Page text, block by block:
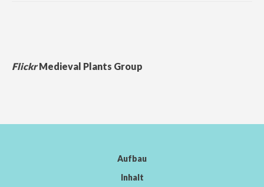
FlickrMedieval Plants Group
Aufbau
Inhalt